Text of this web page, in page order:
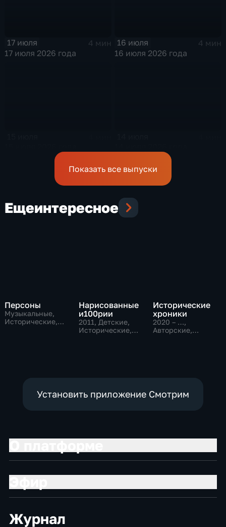
17 июля
4 мин
17 июля 2026 года
16 июля
4 мин
16 июля 2026 года
Показать все выпуски
Ещеинтересное
Персоны
Музыкальные,
Исторические,
Нарисованные
и100рии
2011, Детские,
Исторические,
Исторические
хроники
2020 – …,
Авторские,
Установить приложение Смотрим
Журнал